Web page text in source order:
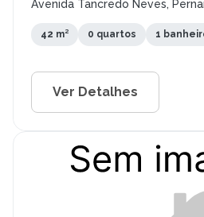
Avenida Tancredo Neves,
42 m² 0 quartos 1
Ver Detalhes